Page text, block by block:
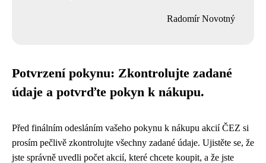
Radomír Novotný
Potvrzení pokynu: Zkontrolujte zadané
údaje a potvrďte pokyn k nákupu.
Před finálním odesláním vašeho pokynu k nákupu akcií ČEZ si
prosím pečlivě zkontrolujte všechny zadané údaje. Ujistěte se, že
jste správně uvedli počet akcií, které chcete koupit, a že jste